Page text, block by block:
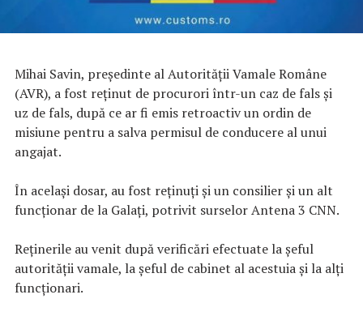
Mihai Savin, președinte al Autorității Vamale Române
(AVR), a fost reţinut de procurori într-un caz de fals şi
uz de fals, după ce ar fi emis retroactiv un ordin de
misiune pentru a salva permisul de conducere al unui
angajat.
În acelaşi dosar, au fost reţinuţi şi un consilier şi un alt
funcţionar de la Galaţi, potrivit surselor Antena 3 CNN.
Reţinerile au venit după verificări efectuate la şeful
autorităţii vamale, la şeful de cabinet al acestuia şi la alţi
funcţionari.